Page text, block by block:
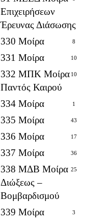
Επιχειρήσεων
Έρευνας Διάσωσης
330 Μοίρα 8
331 Μοίρα 10
332 ΜΠΚ Μοίρα
Παντός Καιρού
10
334 Μοίρα 1
335 Μοίρα 43
336 Μοίρα 17
337 Μοίρα 36
338 ΜΔΒ Μοίρα
Διώξεως –
Βομβαρδισμού
25
339 Μοίρα 3